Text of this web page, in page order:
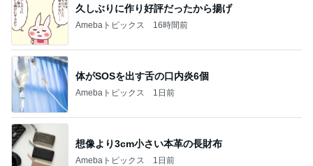
久しぶりに作り好評だったから揚げ
Amebaトピックス 16時間前
体がSOSを出す舌の口内炎6個
Amebaトピックス 1日前
想像より3cm小さい本革の長財布
Amebaトピックス 1日前